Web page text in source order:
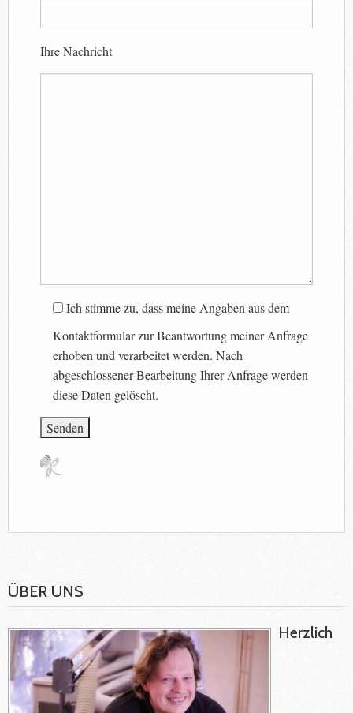
Ihre Nachricht
Ich stimme zu, dass meine Angaben aus dem
Kontaktformular zur Beantwortung meiner Anfrage
erhoben und verarbeitet werden. Nach
abgeschlossener Bearbeitung Ihrer Anfrage werden
diese Daten gelöscht.
ÜBER UNS
Herzlich